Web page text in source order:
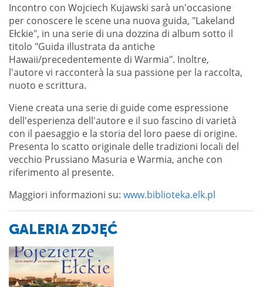
Incontro con Wojciech Kujawski sarà un'occasione
per conoscere le scene una nuova guida, "Lakeland
Ełckie", in una serie di una dozzina di album sotto il
titolo "Guida illustrata da antiche
Hawaii/precedentemente di Warmia". Inoltre,
l'autore vi racconterà la sua passione per la raccolta,
nuoto e scrittura.
Viene creata una serie di guide come espressione
dell'esperienza dell'autore e il suo fascino di varietà
con il paesaggio e la storia del loro paese di origine.
Presenta lo scatto originale delle tradizioni locali del
vecchio Prussiano Masuria e Warmia, anche con
riferimento al presente.
Maggiori informazioni su: www.biblioteka.elk.pl
GALERIA ZDJĘĆ